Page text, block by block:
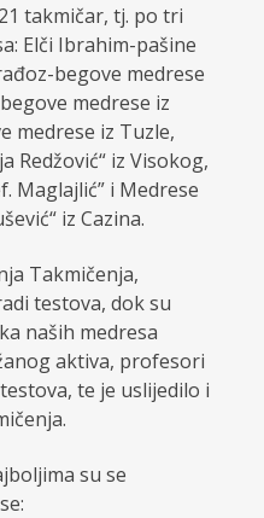
takmičar, tj. po tri
Elči Ibrahim-pašine
begove medrese
medrese iz
medrese iz Tuzle,
Redžović“ iz Visokog,
Maglajlić” i Medrese
iz Cazina.
Takmičenja,
testova, dok su
naših medresa
aktiva, profesori
te je uslijedilo i
su se